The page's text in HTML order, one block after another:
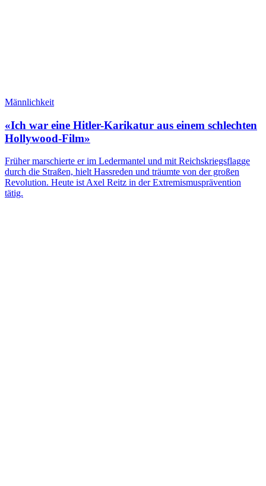
Männlichkeit
«Ich war eine Hitler-Karikatur aus einem schlechten
Hollywood-Film»
Früher marschierte er im Ledermantel und mit Reichskriegsflagge
durch die Straßen, hielt Hassreden und träumte von der großen
Revolution. Heute ist Axel Reitz in der Extremismusprävention
tätig.